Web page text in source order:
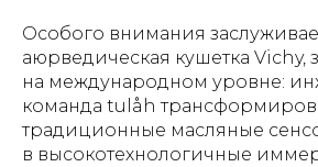
Особого внимания
аюрведическая кушетка Vichy,
на международном уровне:
команда tulåh
традиционные масляные
в высокотехнологичные